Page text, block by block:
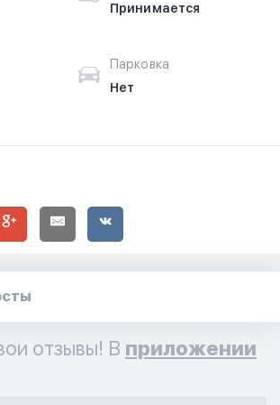
Принимается
Парковка
Нет
отзывы! В приложении